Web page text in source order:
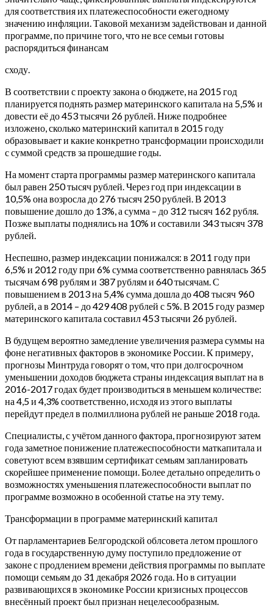
для соответствия их платежеспособности ежегодному
значению инфляции. Таковой механизм задействован и данной
программе, по причине того, что не все семьи готовы
распорядиться финансам
сходу.
В соответствии с проекту закона о бюджете, на 2015 год
планируется поднять размер материнского капитала на 5,5% и
довести её до 453 тысячи 26 рублей. Ниже подробнее
изложено, сколько материнский капитал в 2015 году
образовывает и какие конкретно трансформации происходили
с суммой средств за прошедшие годы.
На момент старта программы размер материнского капитала
был равен 250 тысяч рублей. Через год при индексации в
10,5% она возросла до 276 тысяч 250 рублей. В 2013
повышение дошло до 13%, а сумма – до 312 тысяч 162 рубля.
Позже выплаты поднялись на 10% и составили 343 тысяч 378
рублей.
Неспешно, размер индексации понижался: в 2011 году при
6,5% и 2012 году при 6% сумма соответственно равнялась 365
тысячам 698 рублям и 387 рублям и 640 тысячам. С
повышением в 2013 на 5,4% сумма дошла до 408 тысяч 960
рублей, а в 2014 – до 429 408 рублей с 5%. В 2015 году размер
материнского капитала составил 453 тысячи 26 рублей.
В будущем вероятно замедление увеличения размера суммы на
фоне негативных факторов в экономике России. К примеру,
прогнозы Минтруда говорят о том, что при долгосрочном
уменьшении доходов бюджета страны индексация выплат на в
2016-2017 годах будет производиться в меньшем количестве:
на 4,5 и 4,3% соответственно, исходя из этого выплаты
перейдут предел в полмиллиона рублей не раньше 2018 года.
Специалисты, с учётом данного фактора, прогнозируют затем
года заметное понижение платежеспособности маткапитала и
советуют всем взявшим сертификат семьям запланировать
скорейшее применение помощи. Более детально определить о
возможностях уменьшения платежеспособности выплат по
программе возможно в особенной статье на эту тему.
Трансформации в программе материнский капитал
От парламентариев Белгородской облсовета летом прошлого
года в государственную думу поступило предложение от
законе с продлением времени действия программы по выплате
помощи семьям до 31 декабря 2026 года. Но в ситуации
развивающихся в экономике России кризисных процессов
внесённый проект был признан нецелесообразным.